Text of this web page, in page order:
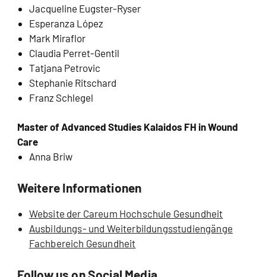
Jacqueline Eugster-Ryser
Esperanza López
Mark Miraflor
Claudia Perret-Gentil
Tatjana Petrovic
Stephanie Ritschard
Franz Schlegel
Master of Advanced Studies Kalaidos FH in Wound
Care
Anna Briw
Weitere Informationen
Website der Careum Hochschule Gesundheit
Ausbildungs- und Weiterbildungsstudiengänge
Fachbereich Gesundheit